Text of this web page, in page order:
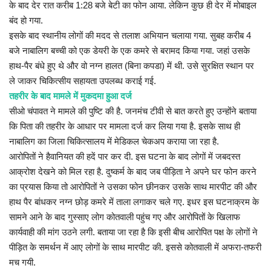
के बाद देर रात करीब 1:28 बजे बेटी का फोन आया. लेकिन कुछ ही देर में मोबाइल
बंद हो गया.
इसके बाद स्थानीय लोगों की मदद से तलाश अभियान चलाया गया. सुबह करीब 4
बजे नाबालिग बच्ची को एक डेयरी के एक कमरे से बरामद किया गया. जहां उसके
हाथ-पैर बंधे हुए थे और वो नग्न हालत (बिना कपडा) में थी. उसे सुरक्षित स्थान पर
ले जाकर चिकित्सीय सहायता उपलब्ध कराई गई.
तहरीर के बाद मामले में मुकदमा हुआ दर्ज
सीओ चंपावत ने मामले की पुष्टि की है. जनमंच टीवी से बात करते हुए उन्होंने बताया
कि पिता की तहरीर के आधार पर मामला दर्ज कर लिया गया है. इसके साथ ही
नाबालिग का जिला चिकित्सालय में मेडिकल चेकअप कराया जा रहा है.
आरोपितों ने हैवानियत की हदें पार कर दी. इस घटना के बाद लोगों में जबदस्त
आक्रोश देखने को मिल रहा है. दुष्कर्म के बाद जब पीड़िता ने अपने घर फोन करने
का प्रयास किया तो आरोपितों ने उसका फोन छीनकर उसके साथ मारपीट की और
हाथ पैर बांधकर नग्न छोड़ कमरे में ताला लगाकर चले गए. इधर इस घटनाक्रम के
सामने आने के बाद गुस्साए लोग कोतवाली पहुंच गए और आरोपितों के खिलाफ
कार्यवाही की मांग उठने लगी. बताया जा रहा है कि इसी बीच आरोपित पक्ष के लोगों ने
पीड़ित के समर्थन में आए लोगों के साथ मारपीट की. इससे कोतवाली में अफरा-तफरी
मच गयी.